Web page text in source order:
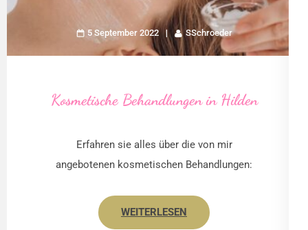
5 September 2022 SSchroeder
Kosmetische Behandlungen in Hilden
Erfahren sie alles über die von mir
angebotenen kosmetischen Behandlungen:
WEITERLESEN